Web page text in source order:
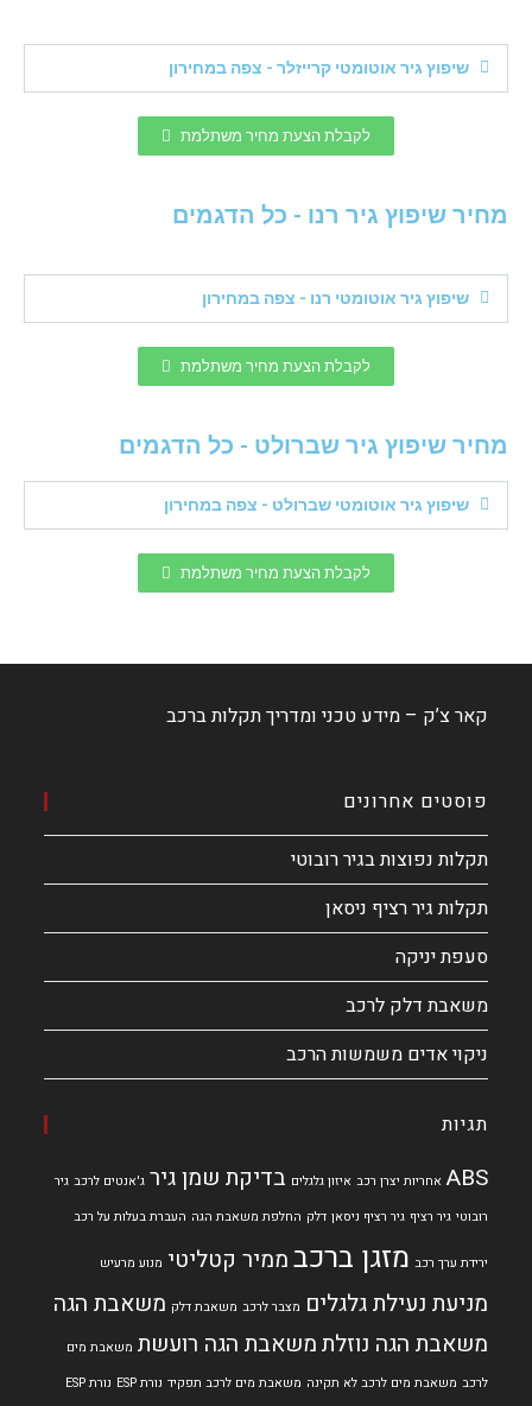
שיפוץ גיר אוטומטי קרייזלר - צפה במחירון
לקבלת הצעת מחיר משתלמת
מחיר שיפוץ גיר רנו - כל הדגמים
שיפוץ גיר אוטומטי רנו - צפה במחירון
לקבלת הצעת מחיר משתלמת
מחיר שיפוץ גיר שברולט - כל הדגמים
שיפוץ גיר אוטומטי שברולט - צפה במחירון
לקבלת הצעת מחיר משתלמת
קאר צ’ק – מידע טכני ומדריך תקלות ברכב
פוסטים אחרונים
תקלות נפוצות בגיר רובוטי
תקלות גיר רציף ניסאן
סעפת יניקה
משאבת דלק לרכב
ניקוי אדים משמשות הרכב
תגיות
ABS אחריות יצרן רכב איזון גלגלים בדיקת שמן גיר ג'אנטים לרכב גיר
רובוטי גיר רציף גיר רציף ניסאן דלק החלפת משאבת הגה העברת בעלות על רכב
ירידת ערך רכב מזגן ברכבממיר קטליטי מנוע מרעיש
מניעת נעילת גלגלים מצבר לרכב משאבת דלק משאבת הגה
משאבת הגה נוזלתמשאבת הגה רועשת משאבת מים
לרכב משאבת מים לרכב לא תקינה משאבת מים לרכב תפקיד נורת ESP נורת ESP